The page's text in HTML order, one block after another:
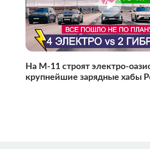
На М-11 строят электро-
крупнейшие зарядные хабы